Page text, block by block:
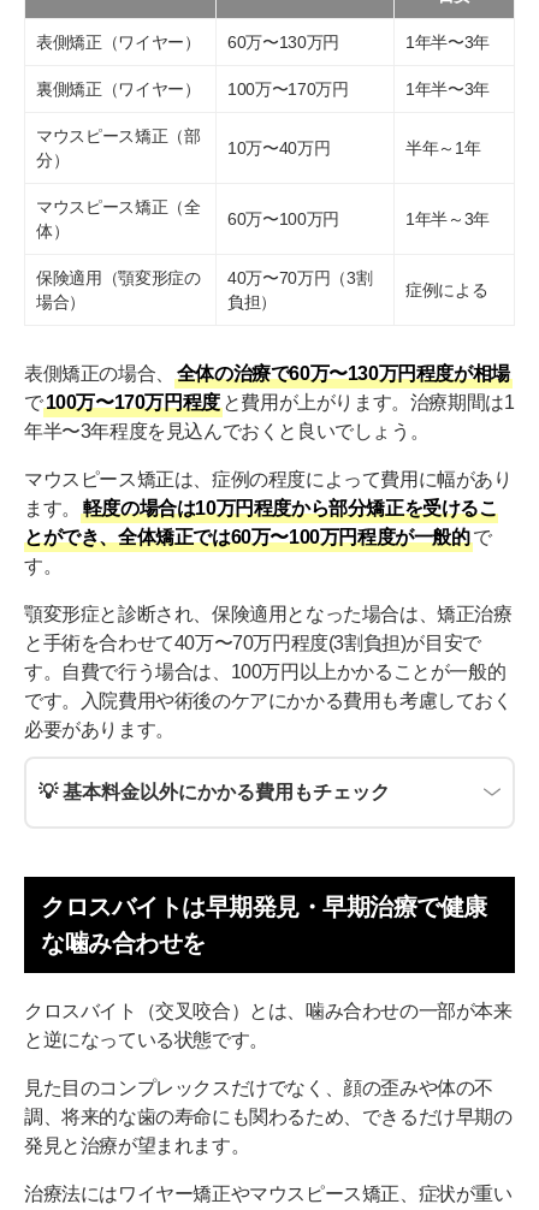
表側矯正（ワイヤー） 60万〜130万円 1年半〜3年
裏側矯正（ワイヤー） 100万〜170万円 1年半〜3年
マウスピース矯正（部
分）
10万〜40万円 半年～1年
マウスピース矯正（全
体）
60万〜100万円 1年半～3年
保険適用（顎変形症の
場合）
40万〜70万円（3割
負担）
症例による
表側矯正の場合、
全体の治療で60万〜130万円程度が相場
で100万〜170万円程度 と費用が上がります。治療期間は1
年半〜3年程度を見込んでおくと良いでしょう。
マウスピース矯正は、症例の程度によって費用に幅があり
ます。
軽度の場合は10万円程度から部分矯正を受けるこ
とができ、全体矯正では60万〜100万円程度が一般的で
す。
顎変形症と診断され、保険適用となった場合は、矯正治療
と手術を合わせて40万〜70万円程度(3割負担)が目安で
す。自費で行う場合は、100万円以上かかることが一般的
です。入院費用や術後のケアにかかる費用も考慮しておく
必要があります。
💡 基本料金以外にかかる費用もチェック
クロスバイトは早期発見・早期治療で健康
な噛み合わせを
クロスバイト（交叉咬合）とは、噛み合わせの一部が本来
と逆になっている状態です。
見た目のコンプレックスだけでなく、顔の歪みや体の不
調、将来的な歯の寿命にも関わるため、できるだけ早期の
発見と治療が望まれます。
治療法にはワイヤー矯正やマウスピース矯正、症状が重い